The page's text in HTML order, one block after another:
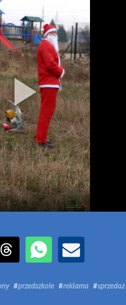
#przedszkole #reklama #sprzedaż